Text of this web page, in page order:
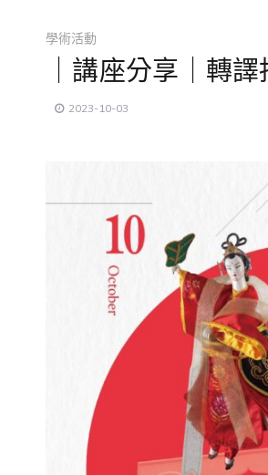
學術活動
｜講座分享｜轉
2023-10-03